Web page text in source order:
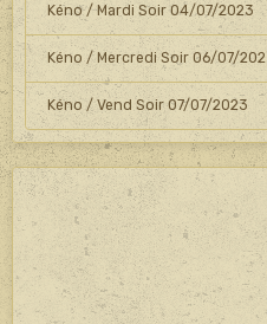
Kéno / Mardi Soir 04/07/2023
Kéno / Mercredi Soir 06/07/202
Kéno / Vend Soir 07/07/2023